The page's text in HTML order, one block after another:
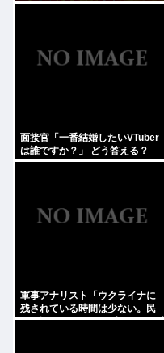
面接官「一番結婚したいVTuber
は誰ですか？」 どう答える？
軍事アナリスト「ウクライナに
残されている時間は少ない。民
間施設テロではなくプランBやプ